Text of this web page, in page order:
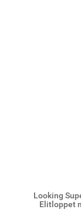
Looking
Elitloppet